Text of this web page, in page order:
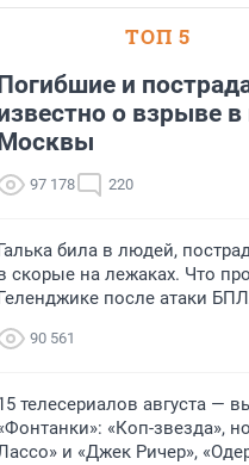
ТОП 5
и
о взрыве в
97 178 220
била в людей,
скорые на лежаках. Что
после атаки
90 561
телесериалов августа —
«Коп-звезда»,
и «Джек Ричер»,